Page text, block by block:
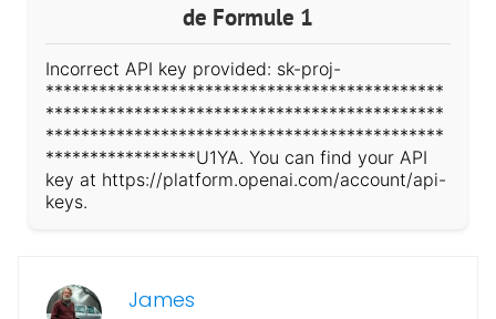
de Formule 1
Incorrect API key provided: sk-proj-
*********************************************
*********************************************
*********************************************
*****************U1YA. You can find your API
key at https://platform.openai.com/account/api-
keys.
James